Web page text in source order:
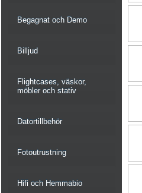
Begagnat och Demo
Billjud
Flightcases, väskor,
möbler och stativ
Datortillbehör
Fotoutrustning
Hifi och Hemmabio